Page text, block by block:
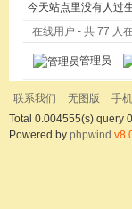
今天站点里没有人过
在线用户 - 共 77 人
管理员
联系我们 无图版 手
Total 0.004555(s) query
Powered by phpwind